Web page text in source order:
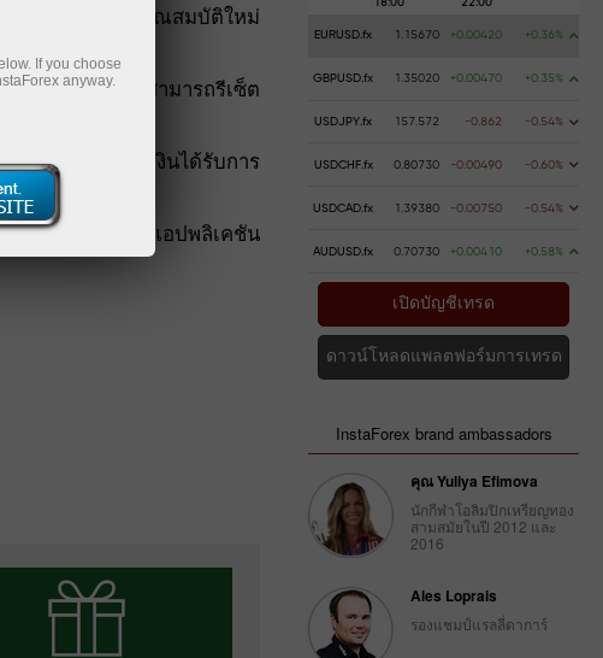
ผิดพลาดและเพิ่มคุณสมบัติใหม่
ลาดที่ทำให้ไม่สามารถรีเซ็ต
น วิดเจ็ตยอดเงินได้รับการ
ซและเนื้อหาของแอปพลิเคชัน
EURUSD.fx 1.15670 +0.00420 +0.36%
GBPUSD.fx 1.35020 +0.00470 +0.35%
USDJPY.fx 157.572 -0.862 -0.54%
USDCHF.fx 0.80730 -0.00490 -0.60%
USDCAD.fx 1.39380 -0.00750 -0.54%
AUDUSD.fx 0.70730 +0.00410 +0.58%
เปิดบัญชีเทรด
ดาวน์โหลดแพลตฟอร์มการเทรด
InstaForex brand ambassadors
คุณ Yuliya Efimova
นักกีฬาโอลิมปิกเหรียญทอง
สามสมัยในปี 2012 และ
2016
Ales Loprais
รองแชมป์แรลลี่ดาการ์
If you choose
anyway.